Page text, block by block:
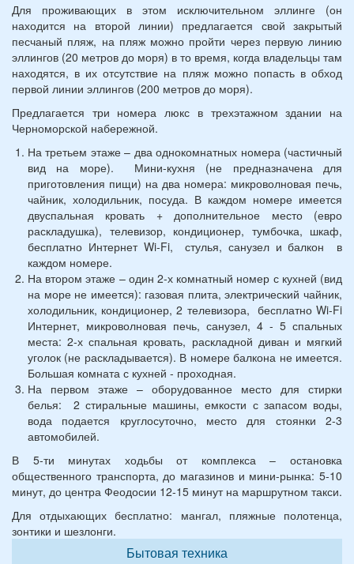
Для проживающих в этом исключительном эллинге (он
находится на второй линии) предлагается свой закрытый
песчаный пляж, на пляж можно пройти через первую линию
эллингов (20 метров до моря) в то время, когда владельцы там
находятся, в их отсутствие на пляж можно попасть в обход
первой линии эллингов (200 метров до моря).
Предлагается три номера люкс в трехэтажном здании на
Черноморской набережной.
На третьем этаже – два однокомнатных номера (частичный
вид на море). Мини-кухня (не предназначена для
приготовления пищи) на два номера: микроволновая печь,
чайник, холодильник, посуда. В каждом номере имеется
двуспальная кровать + дополнительное место (евро
раскладушка), телевизор, кондиционер, тумбочка, шкаф,
бесплатно Интернет Wi-Fi, стулья, санузел и балкон в
каждом номере.
На втором этаже – один 2-х комнатный номер с кухней (вид
на море не имеется): газовая плита, электрический чайник,
холодильник, кондиционер, 2 телевизора, бесплатно Wi-Fi
Интернет, микроволновая печь, санузел, 4 - 5 спальных
места: 2-х спальная кровать, раскладной диван и мягкий
уголок (не раскладывается). В номере балкона не имеется.
Большая комната с кухней - проходная.
На первом этаже – оборудованное место для стирки
белья: 2 стиральные машины, емкости с запасом воды,
вода подается круглосуточно, место для стоянки 2-3
автомобилей.
В 5-ти минутах ходьбы от комплекса – остановка
общественного транспорта, до магазинов и мини-рынка: 5-10
минут, до центра Феодосии 12-15 минут на маршрутном такси.
Для отдыхающих бесплатно: мангал, пляжные полотенца,
зонтики и шезлонги.
Бытовая техника